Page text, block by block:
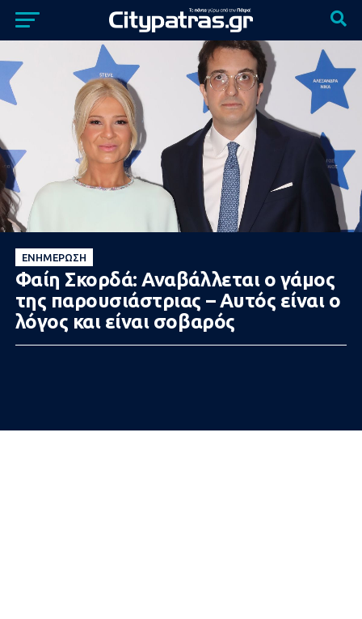
ΕΝΗΜΈΡΩΣΗ
Φαίη Σκορδά: Αναβάλλεται ο γάμος
της παρουσιάστριας – Αυτός είναι ο
λόγος και είναι σοβαρός